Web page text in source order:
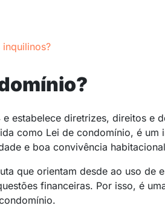
estabelece diretrizes, direitos e
como Lei de condomínio, é um
e boa convivência
que orientam desde ao uso de
financeiras. Por isso, é